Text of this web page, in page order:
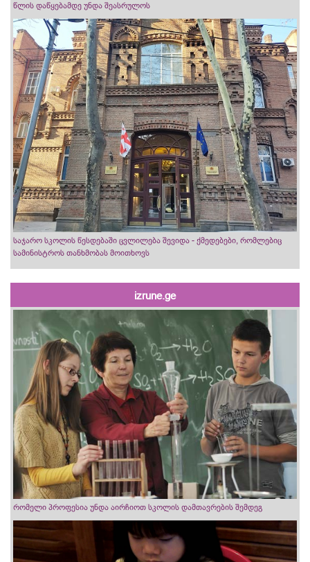
წლის დაწყებამდე უნდა შეასრულოს
საჯარო სკოლის წესდებაში ცვლილება შევიდა - ქმედებები, რომლებიც
სამინისტროს თანხმობას მოითხოვს
izrune.ge
რომელი პროფესია უნდა აირჩიოთ სკოლის დამთავრების შემდეგ